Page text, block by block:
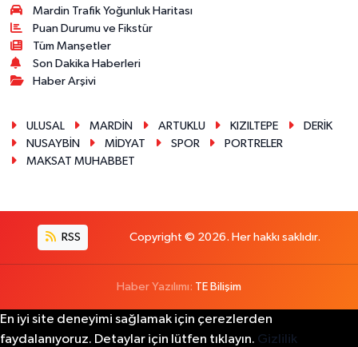
Mardin Trafik Yoğunluk Haritası
Puan Durumu ve Fikstür
Tüm Manşetler
Son Dakika Haberleri
Haber Arşivi
ULUSAL MARDİN ARTUKLU KIZILTEPE
DERİK
NUSAYBİN
MİDYAT SPOR
PORTRELER
MAKSAT MUHABBET
RSS Copyright © 2026. Her hakkı saklıdır.
Haber Yazılımı: TE Bilişim
En iyi site deneyimi sağlamak için çerezlerden
faydalanıyoruz. Detaylar için lütfen tıklayın. Gizlilik